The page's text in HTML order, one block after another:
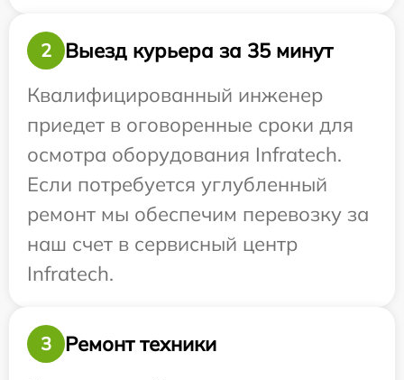
2
Выезд курьера за 35 минут
Квалифицированный инженер
приедет в оговоренные сроки для
осмотра оборудования Infratech.
Если потребуется углубленный
ремонт мы обеспечим перевозку за
наш счет в сервисный центр
Infratech.
3
Ремонт техники